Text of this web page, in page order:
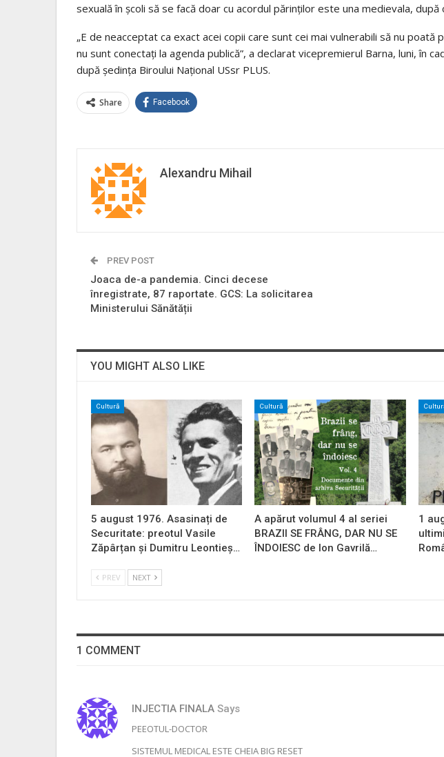
sexuală în școli să se facă doar cu acordul părinților este una medievala, după
„E de neacceptat ca exact acei copii care sunt cei mai vulnerabili să nu poată
nu sunt conectați la agenda publică”, a declarat vicepremierul Barna, luni, în
după ședința Biroului Național USsr PLUS.
Share Facebook
Alexandru Mihail
PREV POST
Joaca de-a pandemia. Cinci decese
înregistrate, 87 raportate. GCS: La solicitarea
Ministerului Sănătății
YOU MIGHT ALSO LIKE
Cultură
5 august 1976. Asasinați de
Securitate: preotul Vasile
Zăpârțan și Dumitru Leontieș…
Cultură
A apărut volumul 4 al seriei
BRAZII SE FRÂNG, DAR NU SE
ÎNDOIESC de Ion Gavrilă…
1
PREV NEXT
1 COMMENT
INJECTIA FINALA Says
PEEOTUL-DOCTOR
SISTEMUL MEDICAL ESTE CHEIA BIG RESET